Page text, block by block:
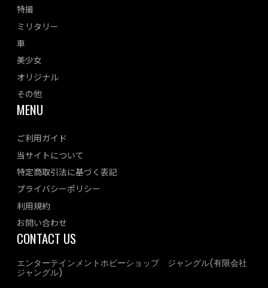
特撮
ミリタリー
車
美少女
オリジナル
その他
MENU
ご利用ガイド
当サイトについて
特定商取引法に基づく表記
プライバシーポリシー
利用規約
お問い合わせ
CONTACT US
エンターテインメントホビーショップ ジャングル(有限会社
ジャングル)